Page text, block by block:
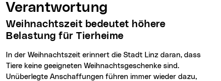
Verantwortung
Weihnachtszeit bedeutet höhere
Belastung für Tierheime
Tiere keine geeigneten Weihnachtsgeschenke sind.
Unüberlegte Anschaffungen führen immer wieder dazu,